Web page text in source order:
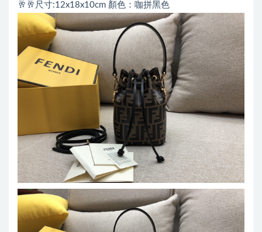
🥂🥂尺寸:12x18x10cm 顏色：咖拼黑色